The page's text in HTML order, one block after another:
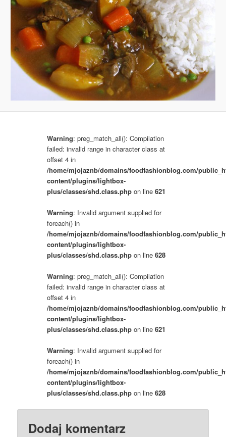
r
z
a
c
h
Warning: preg_match_all(): Compilation
failed: invalid range in character class at
offset 4 in
/home/mjojaznb/domains/foodfashionblog.com/
content/plugins/lightbox-
plus/classes/shd.class.php on line621
Warning: Invalid argument supplied for
foreach() in
/home/mjojaznb/domains/foodfashionblog.com/
content/plugins/lightbox-
plus/classes/shd.class.php on line628
Warning: preg_match_all(): Compilation
failed: invalid range in character class at
offset 4 in
/home/mjojaznb/domains/foodfashionblog.com/
content/plugins/lightbox-
plus/classes/shd.class.php on line621
Warning: Invalid argument supplied for
foreach() in
/home/mjojaznb/domains/foodfashionblog.com/
content/plugins/lightbox-
plus/classes/shd.class.php on line628
Dodaj komentarz